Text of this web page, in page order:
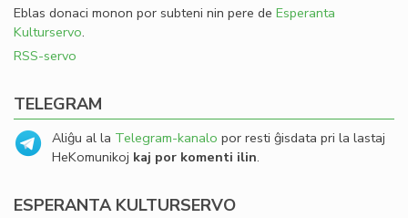
Eblas donaci monon por subteni nin pere de Esperanta
Kulturservo.
RSS-servo
TELEGRAM
Aliĝu al la Telegram-kanalo por resti ĝisdata pri la lastaj
HeKomunikoj kaj por komenti ilin.
ESPERANTA KULTURSERVO